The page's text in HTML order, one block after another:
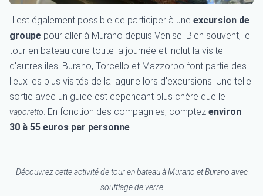
Il est également possible de participer à une excursion de
groupe pour aller à Murano depuis Venise. Bien souvent, le
tour en bateau dure toute la journée et inclut la visite
d'autres îles. Burano, Torcello et Mazzorbo font partie des
lieux les plus visités de la lagune lors d'excursions. Une telle
sortie avec un guide est cependant plus chère que le
vaporetto. En fonction des compagnies, comptez environ
30 à 55 euros par personne.
Découvrez cette activité de tour en bateau à Murano et Burano avec
soufflage de verre